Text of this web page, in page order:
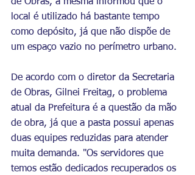
de Obras, a mesma informou que o
local é utilizado há bastante tempo
como depósito, já que não dispõe de
um espaço vazio no perímetro urbano.
De acordo com o diretor da Secretaria
de Obras, Gilnei Freitag, o problema
atual da Prefeitura é a questão da mão
de obra, já que a pasta possui apenas
duas equipes reduzidas para atender
muita demanda. "Os servidores que
temos estão dedicados recuperados os